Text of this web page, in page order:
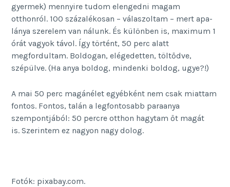
gyermek) mennyire tudom elengedni magam
otthonról. 100 százalékosan – válaszoltam – mert apa-
lánya szerelem van nálunk. És különben is, maximum 1
órát vagyok távol. Így történt, 50 perc alatt
megfordultam. Boldogan, elégedetten, töltődve,
szépülve. (Ha anya boldog, mindenki boldog, ugye?!)
A mai 50 perc magánélet egyébként nem csak miattam
fontos. Fontos, talán a legfontosabb paraanya
szempontjából: 50 percre otthon hagytam őt magát
is. Szerintem ez nagyon nagy dolog.
Fotók: pixabay.com.